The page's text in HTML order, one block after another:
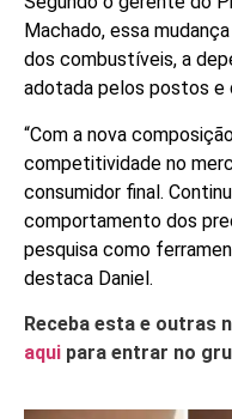
Machado, essa
dos combustíveis, a
adotada pelos postos e
“Com a nova
competitividade no
consumidor final.
comportamento dos
pesquisa como
destaca Daniel.
Receba esta e outras
aqui para entrar no